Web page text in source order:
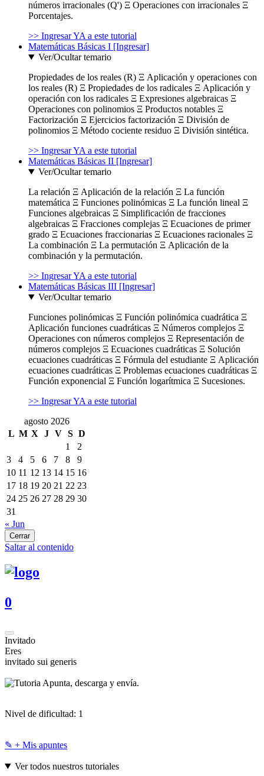
números irracionales (Q') Ξ Operaciones con irracionales Ξ
Porcentajes.
>> Ingresar YA a este tutorial
Matemáticas Básicas I [Ingresar]
Ver/Ocultar temario
Propiedades de los reales (R) Ξ Aplicación y operaciones con
los reales (R) Ξ Propiedades de los radicales Ξ Aplicación y
operación con los radicales Ξ Expresiones algebraicas Ξ
Operaciones con polinomios Ξ Productos notables Ξ
Factorización Ξ Ejercicios factorización Ξ División de
polinomios Ξ Método cociente residuo Ξ División sintética.
>> Ingresar YA a este tutorial
Matemáticas Básicas II [Ingresar]
Ver/Ocultar temario
La relación Ξ Aplicación de la relación Ξ La función
matemática Ξ Funciones polinómicas Ξ La función lineal Ξ
Funciones algebraicas Ξ Simplificación de fracciones
algebraicas Ξ Fracciones complejas Ξ Ecuaciones de primer
grado Ξ Ecuaciones fraccionarias Ξ Ecuaciones racionales Ξ
La combinación Ξ La permutación Ξ Aplicación de la
combinación y la permutación.
>> Ingresar YA a este tutorial
Matemáticas Básicas III [Ingresar]
Ver/Ocultar temario
Funciones polinómicas Ξ Función polinómica cuadrática Ξ
Aplicación funciones cuadráticas Ξ Números complejos Ξ
Operaciones con números complejos Ξ Representación de
números complejos Ξ Ecuaciones cuadráticas Ξ Solución
ecuaciones cuadráticas Ξ Fórmula del estudiante Ξ Aplicación
ecuaciones cuadráticas Ξ Problemas ecuaciones cuadráticas Ξ
Función exponencial Ξ Función logarítmica Ξ Sucesiones.
>> Ingresar YA a este tutorial
agosto 2026
L M X J V S D
1
2
3
4 5 6 7 8
9
10 11 12 13 14 15 16
17 18 19 20 21 22 23
24 25 26 27 28 29 30
31
« Jun
Cerrar
Saltar al contenido
0
Invitado
Eres
invitado sui generis
Apunta, descarga y envía.
Nivel de dificultad: 1
✎ + Mis apuntes
Ver todos nuestros tutoriales